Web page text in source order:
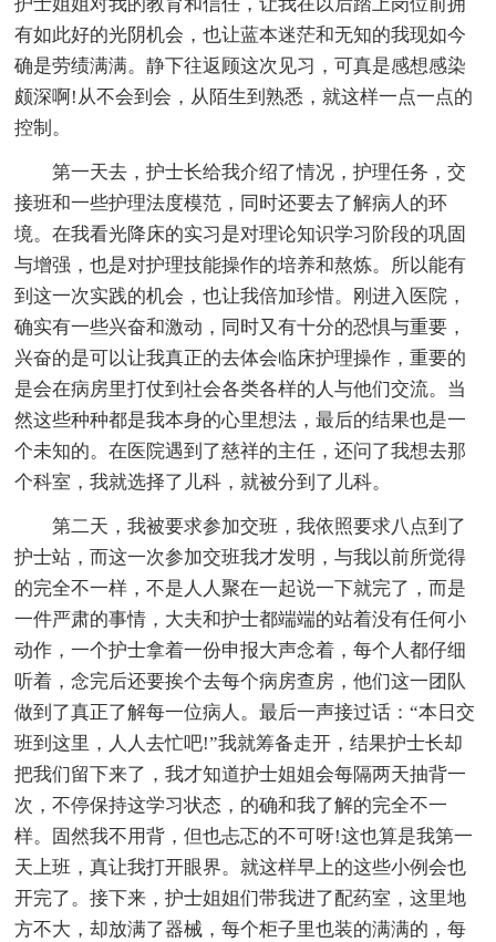
有如此好的光阴机会，也让蓝本迷茫和无知的我现如今
确是劳绩满满。静下往返顾这次见习，可真是感想感染
颇深啊!从不会到会，从陌生到熟悉，就这样一点一点的
控制。
第一天去，护士长给我介绍了情况，护理任务，交
接班和一些护理法度模范，同时还要去了解病人的环
境。在我看光降床的实习是对理论知识学习阶段的巩固
与增强，也是对护理技能操作的培养和熬炼。所以能有
到这一次实践的机会，也让我倍加珍惜。刚进入医院，
确实有一些兴奋和激动，同时又有十分的恐惧与重要，
兴奋的是可以让我真正的去体会临床护理操作，重要的
是会在病房里打仗到社会各类各样的人与他们交流。当
然这些种种都是我本身的心里想法，最后的结果也是一
个未知的。在医院遇到了慈祥的主任，还问了我想去那
个科室，我就选择了儿科，就被分到了儿科。
第二天，我被要求参加交班，我依照要求八点到了
护士站，而这一次参加交班我才发明，与我以前所觉得
的完全不一样，不是人人聚在一起说一下就完了，而是
一件严肃的事情，大夫和护士都端端的站着没有任何小
动作，一个护士拿着一份申报大声念着，每个人都仔细
听着，念完后还要挨个去每个病房查房，他们这一团队
做到了真正了解每一位病人。最后一声接过话：“本日交
班到这里，人人去忙吧!”我就筹备走开，结果护士长却
把我们留下来了，我才知道护士姐姐会每隔两天抽背一
次，不停保持这学习状态，的确和我了解的完全不一
样。固然我不用背，但也忐忑的不可呀!这也算是我第一
天上班，真让我打开眼界。就这样早上的这些小例会也
开完了。接下来，护士姐姐们带我进了配药室，这里地
方不大，却放满了器械，每个柜子里也装的满满的，每